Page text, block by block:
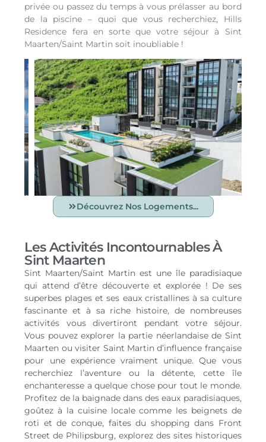
privée ou passez du temps à vous prélasser au bord
de la piscine – quoi que vous recherchiez, Hills
Residence fera en sorte que votre séjour à Sint
Maarten/Saint Martin soit inoubliable !
Découvrez Nos Logements...
Les Activités Incontournables À
Sint Maarten
Sint Maarten/Saint Martin est une île paradisiaque
qui attend d’être découverte et explorée ! De ses
superbes plages et ses eaux cristallines à sa culture
fascinante et à sa riche histoire, de nombreuses
activités vous divertiront pendant votre séjour.
Vous pouvez explorer la partie néerlandaise de Sint
Maarten ou visiter Saint Martin d’influence française
pour une expérience vraiment unique. Que vous
recherchiez l’aventure ou la détente, cette île
enchanteresse a quelque chose pour tout le monde.
Profitez de la baignade dans des eaux paradisiaques,
goûtez à la cuisine locale comme les beignets de
roti et de conque, faites du shopping dans Front
Street de Philipsburg, explorez des sites historiques